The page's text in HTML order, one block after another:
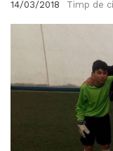
14/03/2018 Timp de